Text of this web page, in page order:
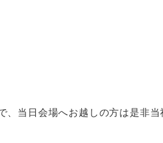
当日会場へお越しの方は是非